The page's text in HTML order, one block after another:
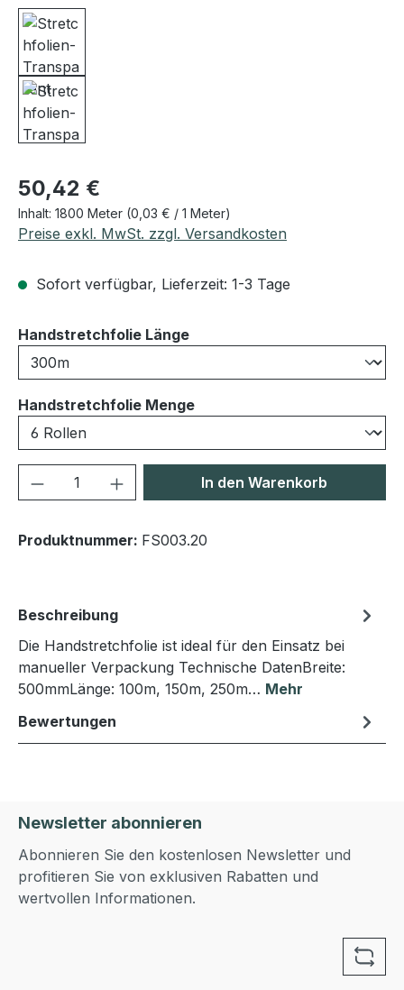
Regulärer Preis:
50,42 €
Inhalt: 1800 Meter (0,03 € / 1 Meter)
Preise exkl. MwSt. zzgl. Versandkosten
Sofort verfügbar, Lieferzeit: 1-3 Tage
Handstretchfolie Längeauswählen
Handstretchfolie Mengeauswählen
Produkt Anzahl: Gib denIn den Warenkorb
Produktnummer: FS003.20
Beschreibung
Die Handstretchfolie ist ideal für den Einsatz bei
manueller Verpackung Technische DatenBreite:
500mmLänge: 100m, 150m, 250m… Mehr
Bewertungen
Newsletter abonnieren
Abonnieren Sie den kostenlosen Newsletter und
profitieren Sie von exklusiven Rabatten und
wertvollen Informationen.